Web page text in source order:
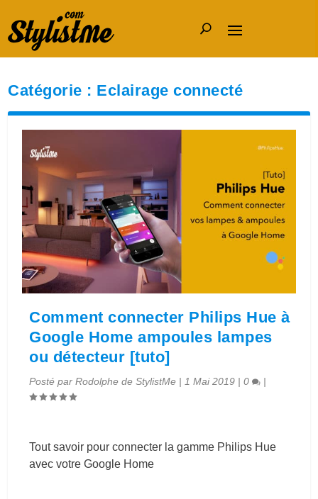
Catégorie : Eclairage connecté
Comment connecter Philips Hue à
Google Home ampoules lampes
ou détecteur [tuto]
Posté parRodolphe de StylistMe |1 Mai 2019 |0 |
Tout savoir pour connecter la gamme Philips Hue
avec votre Google Home